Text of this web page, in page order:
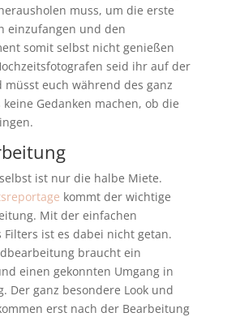
muss, um die erste
einzufangen und den
somit selbst nicht genießen
seid ihr auf der
müsst euch während des ganz
keine Gedanken machen, ob die
ist nur die halbe Miete.
kommt der wichtige
Mit der einfachen
Filters ist es dabei nicht getan.
braucht ein
einen gekonnten Umgang in
Der ganz besondere Look und
erst nach der Bearbeitung